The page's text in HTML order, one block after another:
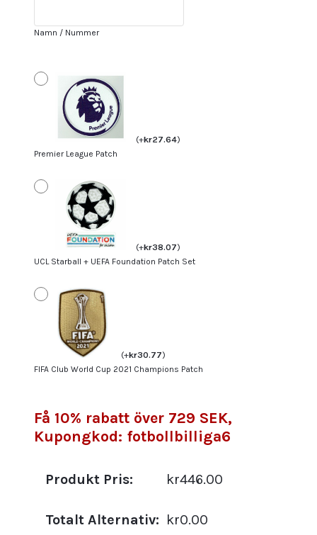
Grön
Korta
mängd
Namn / Nummer
(+kr27.64)
Premier League Patch
(+kr38.07)
UCL Starball + UEFA Foundation Patch Set
(+kr30.77)
FIFA Club World Cup 2021 Champions Patch
Få 10% rabatt över 729 SEK,
Kupongkod: fotbollbilliga6
Produkt Pris: kr446.00
Totalt Alternativ: kr0.00